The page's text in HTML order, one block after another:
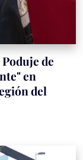
de
en
del